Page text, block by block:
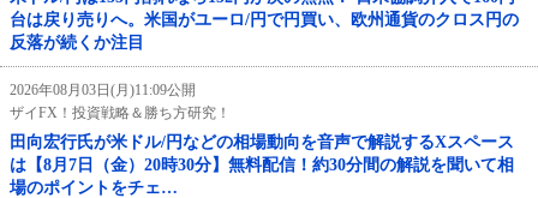
台は戻り売りへ。米国がユーロ/円で円買い、欧州通貨のクロス円の
反落が続くか注目
2026年08月03日(月)11:09公開
ザイFX！投資戦略＆勝ち方研究！
田向宏行氏が米ドル/円などの相場動向を音声で解説するXスペース
は【8月7日（金）20時30分】無料配信！約30分間の解説を聞いて相
場のポイントをチェ…